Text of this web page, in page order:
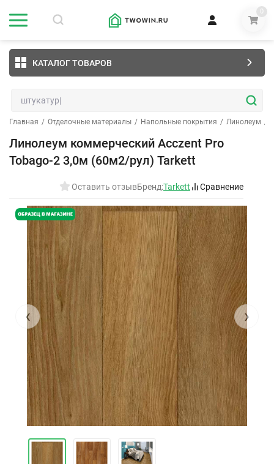
0
КАТАЛОГ ТОВАРОВ
Главная / Отделочные материалы / Напольные покрытия / Линолеум /
Линолеум коммерческий Acczent Pro
Tobago-2 3,0м (60м2/рул) Tarkett
Оставить отзывБренд:Tarkett Сравнение
‹ ›